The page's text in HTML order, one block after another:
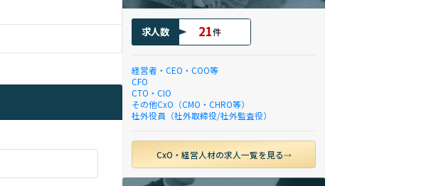
求人数 21件
経営者・CEO・COO等
CFO
CTO・CIO
その他CxO（CMO・CHRO等）
社外役員（社外取締役/社外監査役）
CxO・経営人材の求人一覧を見る